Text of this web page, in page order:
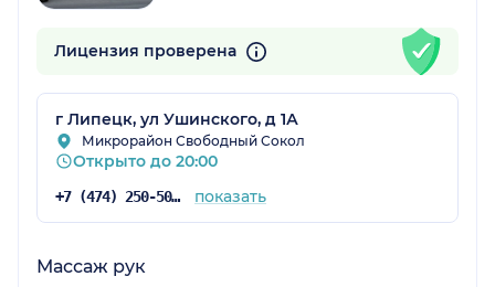
Лицензия проверена
г Липецк, ул Ушинского, д 1А
Микрорайон Свободный Сокол
Открыто до 20:00
+7 (474) 250-50-03 показать
Массаж рук